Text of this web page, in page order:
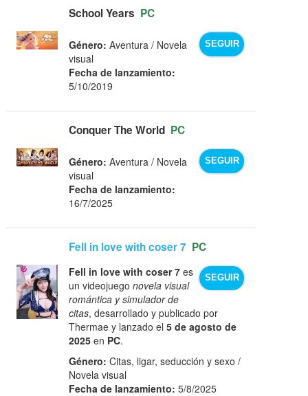
School Years PC
SEGUIR
Género: Aventura / Novela
visual
Fecha de lanzamiento:
5/10/2019
Conquer The World PC
SEGUIR
Género: Aventura / Novela
visual
Fecha de lanzamiento:
16/7/2025
Fell in love with coser 7 PC
SEGUIR
Fell in love with coser 7 es
un videojuegonovela visual
romántica y simulador de
citas, desarrollado y publicado por
Thermae y lanzado el5 de agosto de
2025 en PC.
Género: Citas, ligar, seducción y sexo /
Novela visual
Fecha de lanzamiento: 5/8/2025